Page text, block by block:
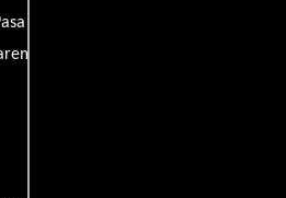
por nuestro catálogo de
cuando se encuentre disponible